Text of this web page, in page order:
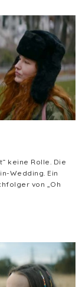
keine Rolle. Die
Wedding. Ein
von „Oh